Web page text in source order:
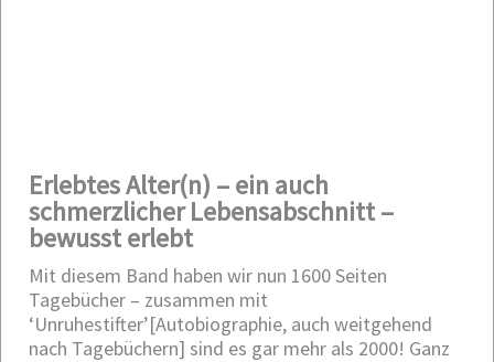
Erlebtes Alter(n) – ein auch
schmerzlicher Lebensabschnitt –
bewusst erlebt
Mit diesem Band haben wir nun 1600 Seiten
Tagebücher – zusammen mit
‘Unruhestifter’[Autobiographie, auch weitgehend
nach Tagebüchern] sind es gar mehr als 2000! Ganz